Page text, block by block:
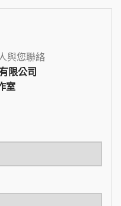
與您聯絡
限公司
室